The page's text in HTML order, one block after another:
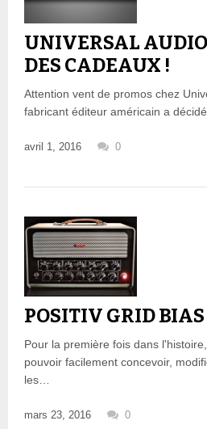
UNIVERSAL
DES CADEAUX !
Attention vent de promos chez
fabricant éditeur américain a
avril 1, 2016 0
POSITIV GRID
Pour la première fois dans
pouvoir facilement concevoir,
les…
mars 23, 2016 0